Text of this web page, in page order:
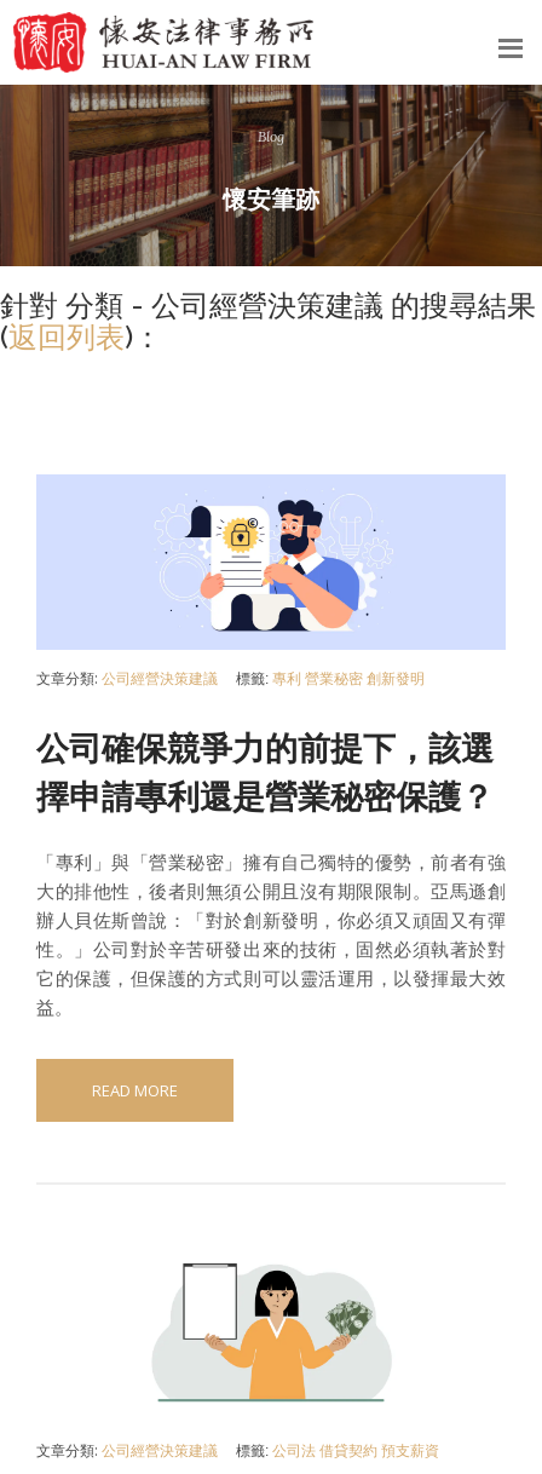
Blog
懷安筆跡
針對 分類 - 公司經營決策建議 的搜尋結果
(返回列表)：
文章分類: 公司經營決策建議 標籤: 專利 營業秘密 創新發明
公司確保競爭力的前提下，該選
擇申請專利還是營業秘密保護？
「專利」與「營業秘密」擁有自己獨特的優勢，前者有強
大的排他性，後者則無須公開且沒有期限限制。亞馬遜創
辦人貝佐斯曾說：「對於創新發明，你必須又頑固又有彈
性。」公司對於辛苦研發出來的技術，固然必須執著於對
它的保護，但保護的方式則可以靈活運用，以發揮最大效
益。
READ MORE
文章分類: 公司經營決策建議 標籤: 公司法 借貸契約 預支薪資